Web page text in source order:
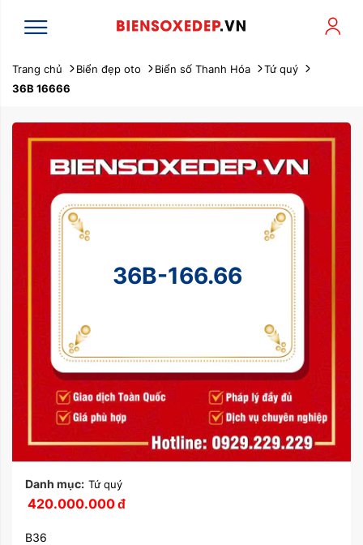
Trang chủ Biển đẹp oto Biển số Thanh Hóa
Tứ quý
36B 16666
36B-166.66
Danh mục: Tứ quý
420.000.000đ
B36